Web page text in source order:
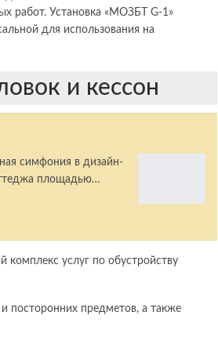
работ. Установка «МОЗБТ G-1»
для использования на
и кессон
симфония в дизайн-
площадью…
комплекс услуг по обустройству
посторонних предметов, а также